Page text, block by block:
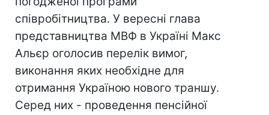
співробітництва. У вересні глава
представництва МВФ в Україні Макс
Альєр оголосив перелік вимог,
виконання яких необхідне для
отримання Україною нового траншу.
Серед них - проведення пенсійної